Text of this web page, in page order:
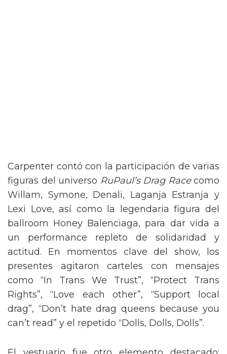
Carpenter contó con la participación de varias
figuras del universo
RuPaul’s Drag Race
como
Willam, Symone, Denali, Laganja Estranja y
Lexi Love, así como la legendaria figura del
ballroom Honey Balenciaga, para dar vida a
un performance repleto de solidaridad y
actitud. En momentos clave del show, los
presentes agitaron carteles con mensajes
como “In Trans We Trust”, “Protect Trans
Rights”, “Love each other”, “Support local
drag”, “Don’t hate drag queens because you
can’t read” y el repetido “Dolls, Dolls, Dolls”.